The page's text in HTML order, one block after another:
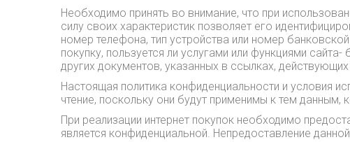
Необходимо принять во внимание, что при
силу своих характеристик позволяет его
номер телефона, тип устройства или номер
покупку, пользуется ли услугами или функциями
других документов, указанных в ссылках,
Настоящая политика конфиденциальности и условия
чтение, поскольку они будут применимы к тем
При реализации интернет покупок необходимо
является конфиденциальной. Непредоставление